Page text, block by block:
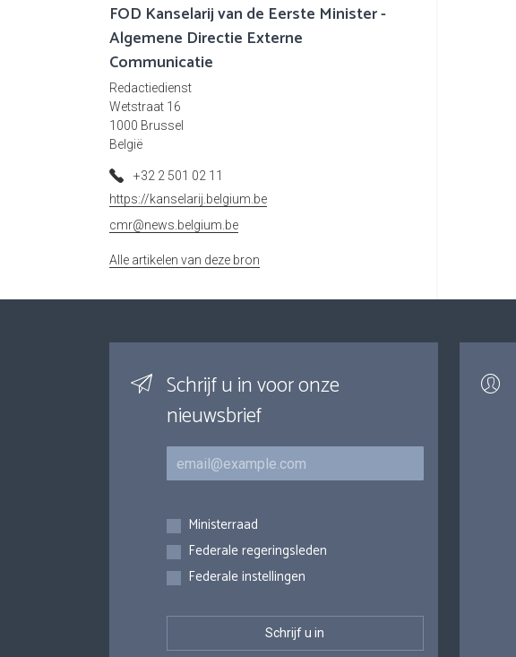
FOD Kanselarij van de Eerste Minister -
Algemene Directie Externe
Communicatie
Redactiedienst
Wetstraat 16
1000 Brussel
België
+32 2 501 02 11
https://kanselarij.belgium.be
cmr@news.belgium.be
Alle artikelen van deze bron
Schrijf u in voor onze
nieuwsbrief
E-mail
Inschrijvingen
Ministerraad
Federale regeringsleden
Federale instellingen